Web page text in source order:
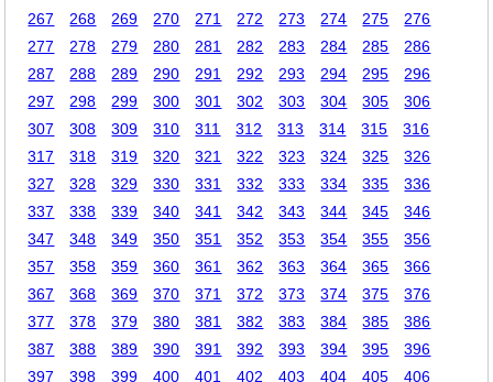
267 268 269 270 271 272 273 274 275
276
277
278 279 280 281 282 283 284 285
286
287
288 289 290 291 292 293 294 295
296
297
298 299 300 301 302 303 304 305
306
307
308 309 310 311 312 313 314 315
316
317
318 319 320 321 322 323 324 325
326
327
328 329 330 331 332 333 334 335
336
337
338 339 340 341 342 343 344 345
346
347
348 349 350 351 352 353 354 355
356
357
358 359 360 361 362 363 364 365
366
367
368 369 370 371 372 373 374 375
376
377
378 379 380 381 382 383 384 385
386
387
388 389 390 391 392 393 394 395
396
397
398 399 400 401 402 403 404 405
406